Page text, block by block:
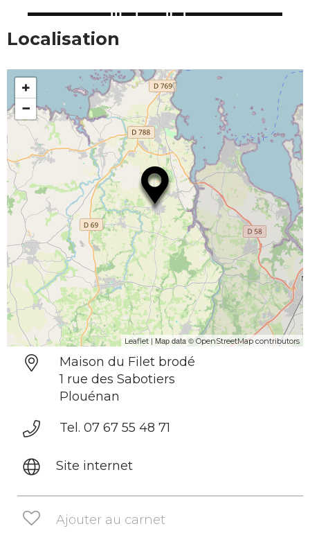
Localisation
+
−
Leaflet | Map data ©OpenStreetMap contributors
Maison du Filet brodé
1 rue des Sabotiers
Plouénan
Tel. 07 67 55 48 71
Site internet
Ajouter au carnet